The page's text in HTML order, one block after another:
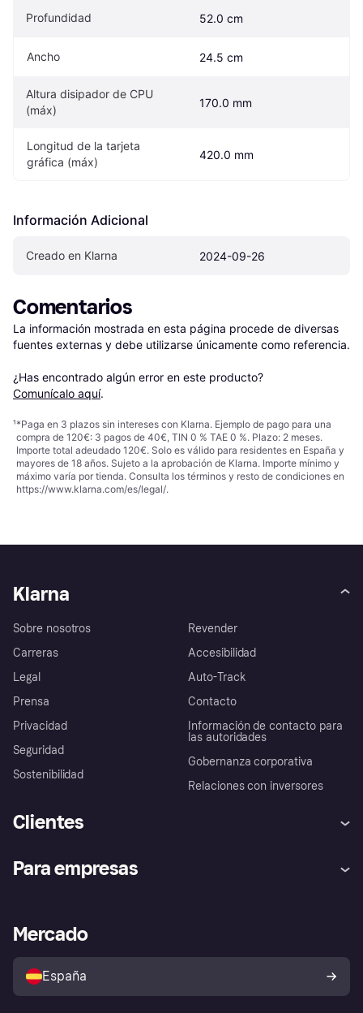
Profundidad 52.0 cm
Ancho 24.5 cm
Altura disipador de CPU
(máx)
170.0 mm
Longitud de la tarjeta
gráfica (máx)
420.0 mm
Información Adicional
Creado en Klarna 2024-09-26
Comentarios
La información mostrada en esta página procede de diversas
fuentes externas y debe utilizarse únicamente como referencia.
¿Has encontrado algún error en este producto?
Comunícalo aquí.
¹*Paga en 3 plazos sin intereses con Klarna. Ejemplo de pago para una
compra de 120€: 3 pagos de 40€, TIN 0 % TAE 0 %. Plazo: 2 meses.
Importe total adeudado 120€. Solo es válido para residentes en España y
mayores de 18 años. Sujeto a la aprobación de Klarna. Importe mínimo y
máximo varía por tienda. Consulta los términos y resto de condiciones en
https://www.klarna.com/es/legal/.
Klarna
Sobre nosotros
Carreras
Legal
Prensa
Privacidad
Seguridad
Sostenibilidad
Revender
Accesibilidad
Auto-Track
Contacto
Información de contacto para
las autoridades
Gobernanza corporativa
Relaciones con inversores
Clientes
Inicio de sesión
Directorio de tiendas
Política de protección al
comprador de Klarna
Reclamaciones
Para empresas
Acceso empresas
Mercado
España